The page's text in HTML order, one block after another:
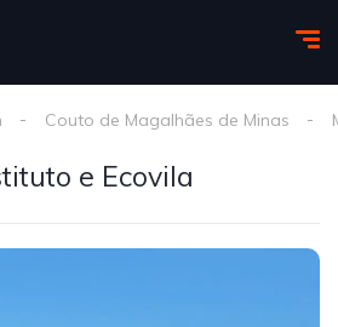
Couto de Magalhães de Minas
e Ecovila